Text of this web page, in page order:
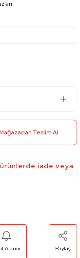
Teslim Al
iade veya
Alarmı Paylaş